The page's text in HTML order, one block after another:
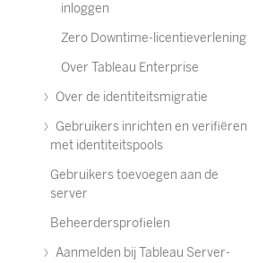
inloggen
Zero Downtime-licentieverlening
Over Tableau Enterprise
Over de identiteitsmigratie
Gebruikers inrichten en verifiëren
met identiteitspools
Gebruikers toevoegen aan de
server
Beheerdersprofielen
Aanmelden bij Tableau Server-